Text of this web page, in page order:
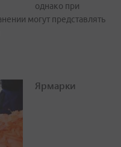
однако при
могут представлять
Ярмарки